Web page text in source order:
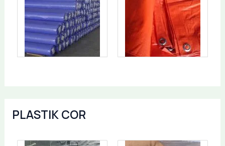
PLASTIK COR